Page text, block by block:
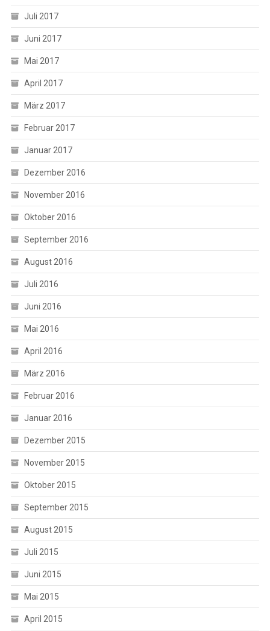
Juli 2017
Juni 2017
Mai 2017
April 2017
März 2017
Februar 2017
Januar 2017
Dezember 2016
November 2016
Oktober 2016
September 2016
August 2016
Juli 2016
Juni 2016
Mai 2016
April 2016
März 2016
Februar 2016
Januar 2016
Dezember 2015
November 2015
Oktober 2015
September 2015
August 2015
Juli 2015
Juni 2015
Mai 2015
April 2015